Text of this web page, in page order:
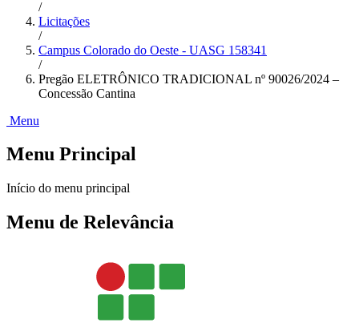
/
Licitações
/
Campus Colorado do Oeste - UASG 158341
/
Pregão ELETRÔNICO TRADICIONAL nº 90026/2024 –
Concessão Cantina
Menu
Menu Principal
Início do menu principal
Menu de Relevância